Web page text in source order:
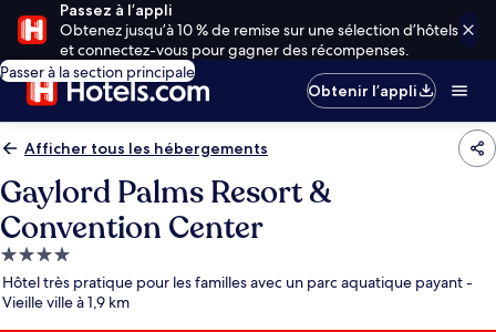
Passez à l’appli
Obtenez jusqu’à 10 % de remise sur une sélection d’hôtels
et connectez-vous pour gagner des récompenses.
Passer à la section principale
Obtenir l’appli
Afficher tous les hébergements
Gaylord Palms Resort &
Convention Center
Hébergement
4.0 étoiles
Hôtel très pratique pour les familles avec un parc aquatique payant -
Vieille ville à 1,9 km